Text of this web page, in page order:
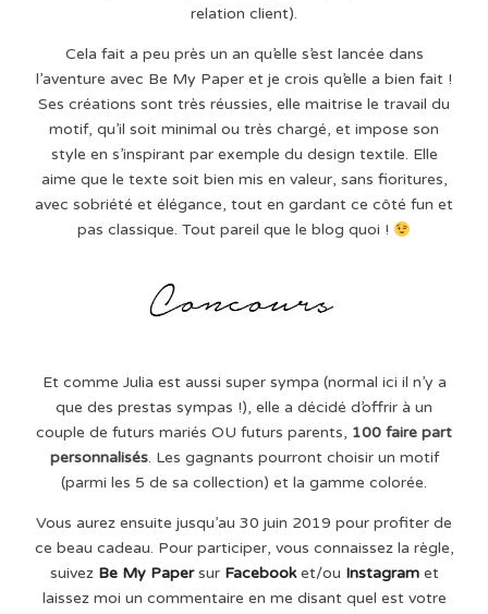
relation client).
Cela fait a peu près un an qu’elle s’est lancée dans
l’aventure avec Be My Paper et je crois qu’elle a bien fait !
Ses créations sont très réussies, elle maitrise le travail du
motif, qu’il soit minimal ou très chargé, et impose son
style en s’inspirant par exemple du design textile. Elle
aime que le texte soit bien mis en valeur, sans fioritures,
avec sobriété et élégance, tout en gardant ce côté fun et
pas classique. Tout pareil que le blog quoi !
Et comme Julia est aussi super sympa (normal ici il n’y a
que des prestas sympas !), elle a décidé d’offrir à un
couple de futurs mariés OU futurs parents, 100 faire part
personnalisés. Les gagnants pourront choisir un motif
(parmi les 5 de sa collection) et la gamme colorée.
Vous aurez ensuite jusqu’au 30 juin 2019 pour profiter de
ce beau cadeau. Pour participer, vous connaissez la règle,
suivez Be My Paper sur Facebooket/ou Instagramet
laissez moi un commentaire en me disant quel est votre